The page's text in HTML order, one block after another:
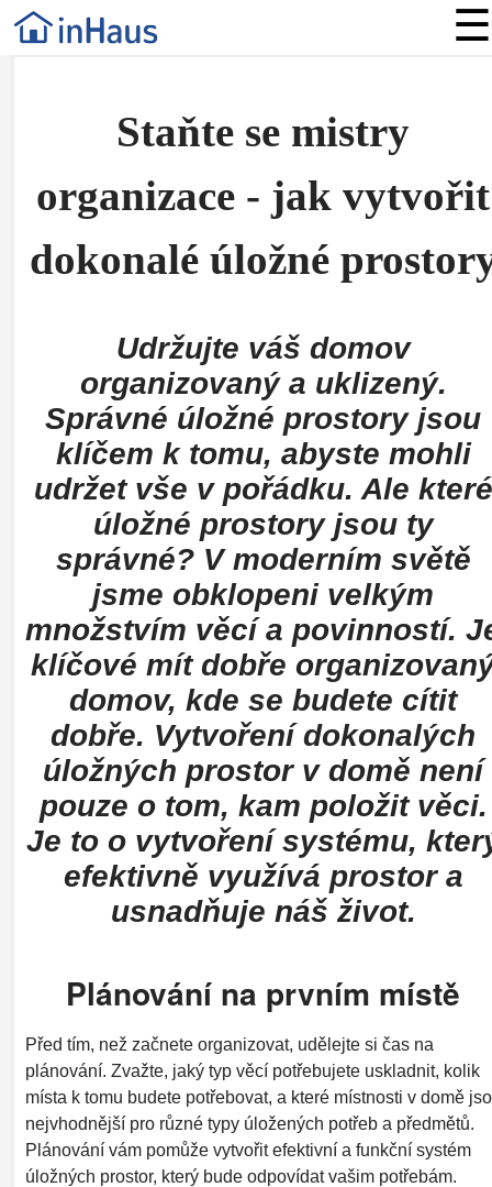
☰
Staňte se mistry
organizace - jak vytvořit
dokonalé úložné
Udržujte váš domov
organizovaný a uklizený.
Správné úložné prostory jsou
klíčem k tomu, abyste mohli
udržet vše v pořádku. Ale které
úložné prostory jsou ty
správné? V moderním světě
jsme obklopeni velkým
množstvím věcí a povinností.
klíčové mít dobře
domov, kde se budete cítit
dobře. Vytvoření dokonalých
úložných prostor v domě není
pouze o tom, kam položit věci.
Je to o vytvoření systému,
efektivně využívá prostor a
usnadňuje náš život.
Plánování na prvním místě
Před tím, než začnete organizovat, udělejte si čas na
plánování. Zvažte, jaký typ věcí potřebujete uskladnit, kolik
místa k tomu budete potřebovat, a které místnosti v domě
nejvhodnější pro různé typy úložených potřeb a předmětů.
Plánování vám pomůže vytvořit efektivní a funkční systém
úložných prostor, který bude odpovídat vašim potřebám.